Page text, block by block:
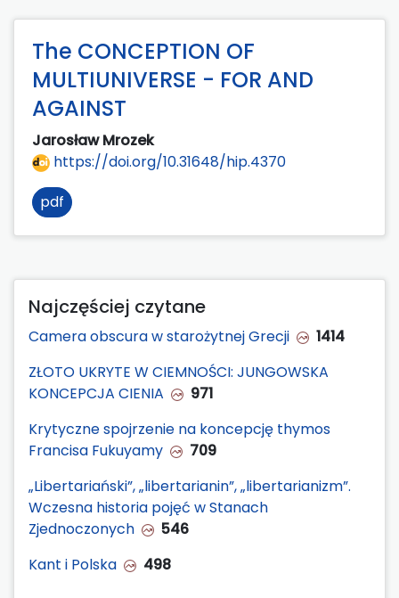
The CONCEPTION OF
MULTIUNIVERSE - FOR AND
AGAINST
Jarosław Mrozek
https://doi.org/10.31648/hip.4370
pdf
Najczęściej czytane
Camera obscura w starożytnej Grecji
1414
ZŁOTO UKRYTE W CIEMNOŚCI: JUNGOWSKA
KONCEPCJA CIENIA
971
Krytyczne spojrzenie na koncepcję thymos
Francisa Fukuyamy
709
„Libertariański”, „libertarianin”, „libertarianizm”.
Wczesna historia pojęć w Stanach
Zjednoczonych
546
Kant i Polska
498